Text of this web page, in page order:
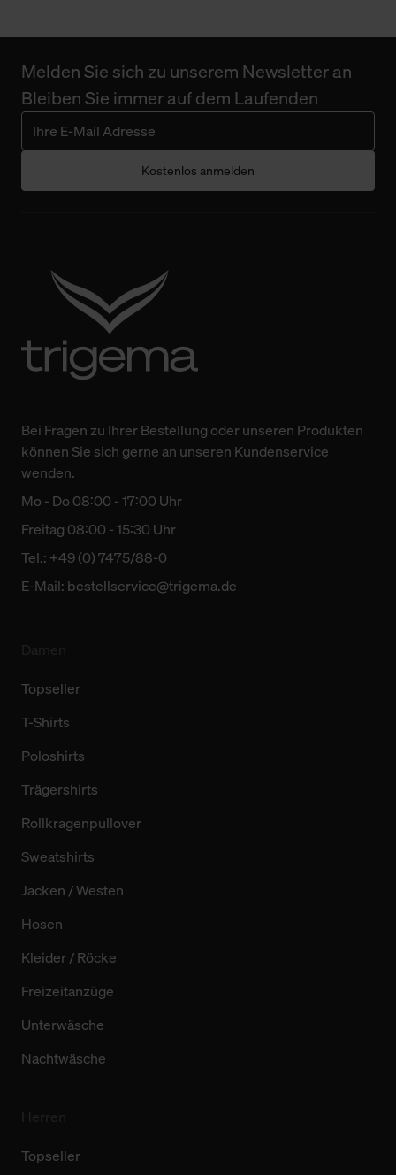
Melden Sie sich zu unserem Newsletter an
Bleiben Sie immer auf dem Laufenden
Kostenlos anmelden
Bei Fragen zu Ihrer Bestellung oder unseren Produkten
können Sie sich gerne an unseren Kundenservice
wenden.
Mo - Do 08:00 - 17:00 Uhr
Freitag 08:00 - 15:30 Uhr
Tel.: +49 (0) 7475/88-0
E-Mail: bestellservice@trigema.de
Topseller
T-Shirts
Poloshirts
Trägershirts
Rollkragenpullover
Sweatshirts
Jacken / Westen
Hosen
Kleider / Röcke
Freizeitanzüge
Unterwäsche
Nachtwäsche
Topseller